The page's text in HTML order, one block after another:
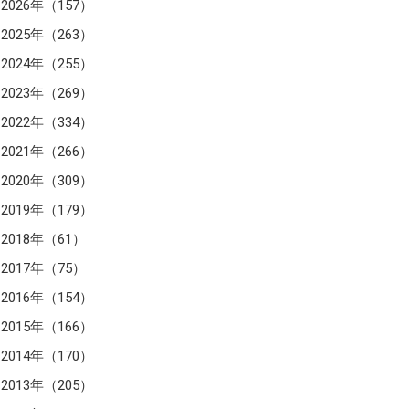
2026年（157）
2025年（263）
2024年（255）
2023年（269）
2022年（334）
2021年（266）
2020年（309）
2019年（179）
2018年（61）
2017年（75）
2016年（154）
2015年（166）
2014年（170）
2013年（205）